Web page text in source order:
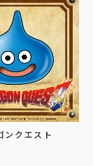
ンクエスト